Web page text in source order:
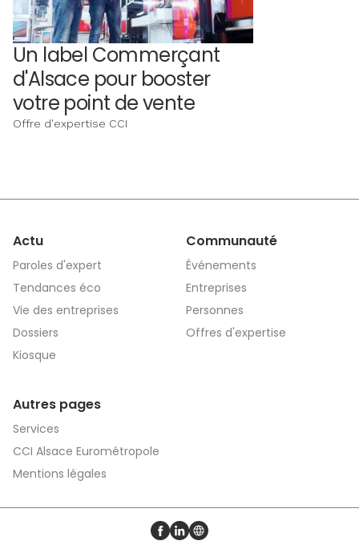
Un label Commerçant
d'Alsace pour booster
votre point de vente
Offre d'expertise CCI
Actu
Paroles d'expert
Tendances éco
Vie des entreprises
Dossiers
Kiosque
Communauté
Événements
Entreprises
Personnes
Offres d'expertise
Autres pages
Services
CCI Alsace Eurométropole
Mentions légales
Profil Facebook
Profil LinkedIn
Site web